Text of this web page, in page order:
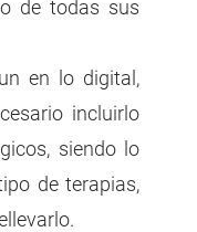
de todas sus
en lo digital,
incluirlo
siendo lo
de terapias,